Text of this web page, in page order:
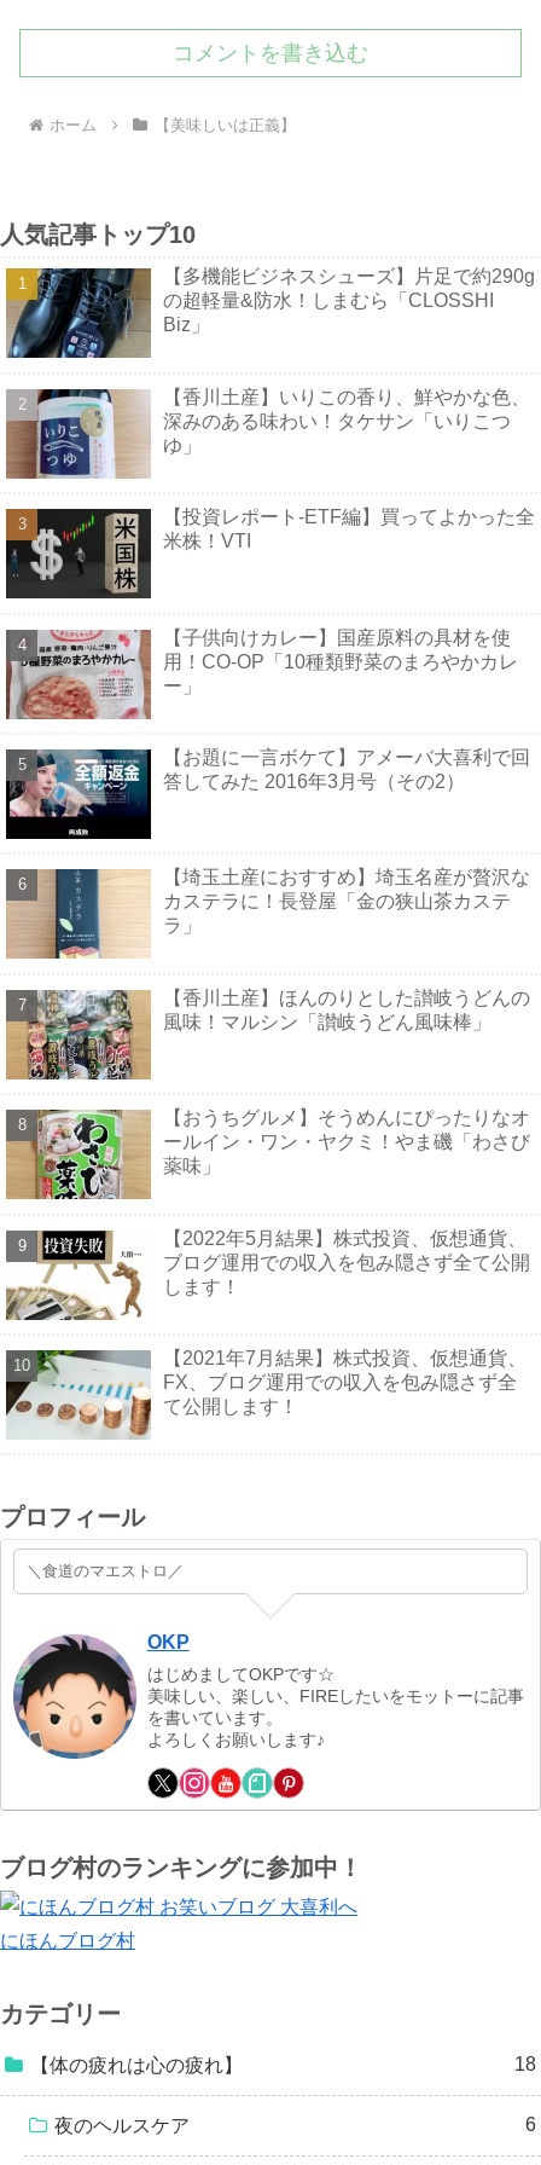
コメントを書き込む
ホーム 【美味しいは正義】
人気記事トップ10
【多機能ビジネスシューズ】片足で約290g
の超軽量&防水！しまむら「CLOSSHI
Biz」
【香川土産】いりこの香り、鮮やかな色、
深みのある味わい！タケサン「いりこつ
ゆ」
【投資レポート-ETF編】買ってよかった全
米株！VTI
【子供向けカレー】国産原料の具材を使
用！CO-OP「10種類野菜のまろやかカレ
ー」
【お題に一言ボケて】アメーバ大喜利で回
答してみた 2016年3月号（その2）
【埼玉土産におすすめ】埼玉名産が贅沢な
カステラに！長登屋「金の狭山茶カステ
ラ」
【香川土産】ほんのりとした讃岐うどんの
風味！マルシン「讃岐うどん風味棒」
【おうちグルメ】そうめんにぴったりなオ
ールイン・ワン・ヤクミ！やま磯「わさび
薬味」
【2022年5月結果】株式投資、仮想通貨、
ブログ運用での収入を包み隠さず全て公開
します！
【2021年7月結果】株式投資、仮想通貨、
FX、ブログ運用での収入を包み隠さず全
て公開します！
プロフィール
＼食道のマエストロ／
OKP
はじめましてOKPです☆
美味しい、楽しい、FIREしたいをモットーに記事
を書いています。
よろしくお願いします♪
ブログ村のランキングに参加中！
にほんブログ村
カテゴリー
【体の疲れは心の疲れ】 18
夜のヘルスケア 6